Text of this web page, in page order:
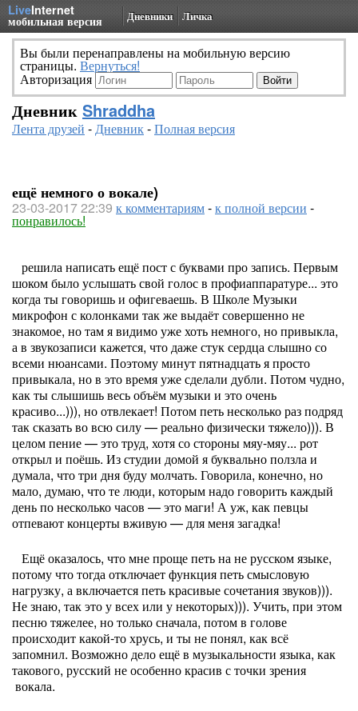
LiveInternet
мобильная версия Дневники Личка
Вы были перенаправлены на мобильную версию
страницы. Вернуться!
Авторизация
Дневник Shraddha
Лента друзей -Дневник-Полная версия
ещё немного о вокале)
23-03-2017 22:39 к комментариям-к полной версии -
понравилось!
решила написать ещё пост с буквами про запись. Первым
шоком было услышать свой голос в профиаппаратуре... это
когда ты говоришь и офигеваешь. В Школе Музыки
микрофон с колонками так же выдаёт совершенно не
знакомое, но там я видимо уже хоть немного, но привыкла,
а в звукозаписи кажется, что даже стук сердца слышно со
всеми нюансами. Поэтому минут пятнадцать я просто
привыкала, но в это время уже сделали дубли. Потом чудно,
как ты слышишь весь объём музыки и это очень
красиво...))), но отвлекает! Потом петь несколько раз подряд
так сказать во всю силу — реально физически тяжело))). В
целом пение — это труд, хотя со стороны мяу-мяу... рот
открыл и поёшь. Из студии домой я буквально ползла и
думала, что три дня буду молчать. Говорила, конечно, но
мало, думаю, что те люди, которым надо говорить каждый
день по несколько часов — это маги! А уж, как певцы
отпевают концерты вживую — для меня загадка!
Ещё оказалось, что мне проще петь на не русском языке,
потому что тогда отключает функция петь смысловую
нагрузку, а включается петь красивые сочетания звуков))).
Не знаю, так это у всех или у некоторых))). Учить, при этом
песню тяжелее, но только сначала, потом в голове
происходит какой-то хрусь, и ты не понял, как всё
запомнил. Возможно дело ещё в музыкальности языка, как
такового, русский не особенно красив с точки зрения
вокала.